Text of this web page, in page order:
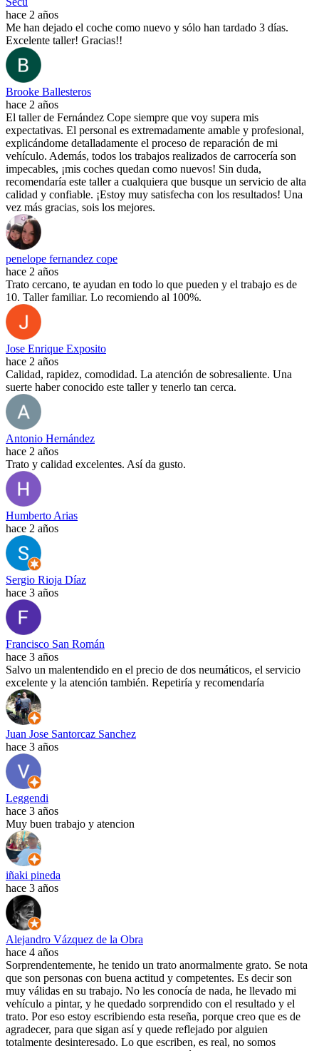
hace 2 años
Me han dejado el coche como nuevo y sólo han tardado 3 días.
Excelente taller! Gracias!!
Brooke Ballesteros
hace 2 años
El taller de Fernández Cope siempre que voy supera mis
expectativas. El personal es extremadamente amable y profesional,
explicándome detalladamente el proceso de reparación de mi
vehículo. Además, todos los trabajos realizados de carrocería son
impecables, ¡mis coches quedan como nuevos! Sin duda,
recomendaría este taller a cualquiera que busque un servicio de alta
calidad y confiable. ¡Estoy muy satisfecha con los resultados! Una
vez más gracias, sois los mejores.
penelope fernandez cope
hace 2 años
Trato cercano, te ayudan en todo lo que pueden y el trabajo es de
10. Taller familiar. Lo recomiendo al 100%.
Jose Enrique Exposito
hace 2 años
Calidad, rapidez, comodidad. La atención de sobresaliente. Una
suerte haber conocido este taller y tenerlo tan cerca.
Antonio Hernández
hace 2 años
Trato y calidad excelentes. Así da gusto.
Humberto Arias
hace 2 años
Sergio Rioja Díaz
hace 3 años
Francisco San Román
hace 3 años
Salvo un malentendido en el precio de dos neumáticos, el servicio
excelente y la atención también. Repetiría y recomendaría
Juan Jose Santorcaz Sanchez
hace 3 años
Leggendi
hace 3 años
Muy buen trabajo y atencion
iñaki pineda
hace 3 años
Alejandro Vázquez de la Obra
hace 4 años
Sorprendentemente, he tenido un trato anormalmente grato. Se nota
que son personas con buena actitud y competentes. Es decir son
muy válidas en su trabajo. No les conocía de nada, he llevado mi
vehículo a pintar, y he quedado sorprendido con el resultado y el
trato. Por eso estoy escribiendo esta reseña, porque creo que es de
agradecer, para que sigan así y quede reflejado por alguien
totalmente desinteresado. Lo que escriben, es real, no somos